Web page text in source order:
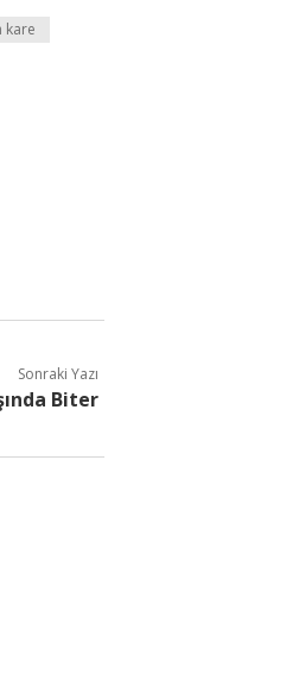
kare
Sonraki Yazı
Biter